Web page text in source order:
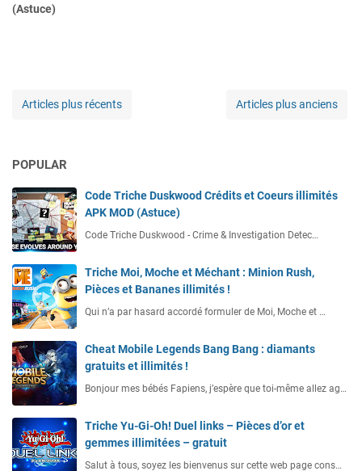
(Astuce)
Articles plus récents Articles plus anciens
POPULAR
Code Triche Duskwood Crédits et Coeurs illimités
APK MOD (Astuce)
Code Triche Duskwood - Crime & Investigation Detec…
Triche Moi, Moche et Méchant : Minion Rush,
Pièces et Bananes illimités !
Qui n’a par hasard accordé formuler de Moi, Moche et …
Cheat Mobile Legends Bang Bang : diamants
gratuits et illimités !
Bonjour mes bébés Fapiens, j’espère que toi-même allez ag…
Triche Yu-Gi-Oh! Duel links – Pièces d’or et
gemmes illimitées – gratuit
Salut à tous, soyez les bienvenus sur cette web page cons…